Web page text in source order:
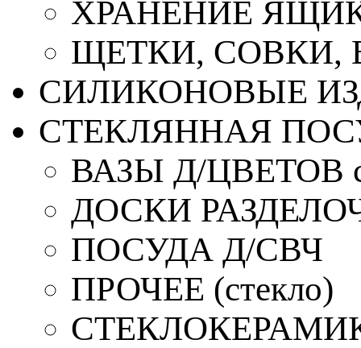
ХРАНЕНИЕ
ЩЕТКИ, СОВКИ,
СИЛИКОНОВЫЕ
СТЕКЛЯННАЯ
ВАЗЫ Д/ЦВЕТОВ
ДОСКИ
ПОСУДА Д/СВЧ
ПРОЧЕЕ (стекло)